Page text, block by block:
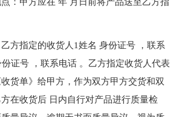
指定的收货人1姓名 身份证号 ，联系
证号 ，联系电话 。乙方指定收货人代表
货单》给甲方，作为双方甲方交货和双
在收货后 日内自行对产品进行质量检